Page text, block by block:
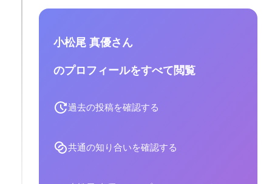
小松尾 真優さん
のプロフィールをすべて閲覧
過去の投稿を確認する
共通の知り合いを確認する